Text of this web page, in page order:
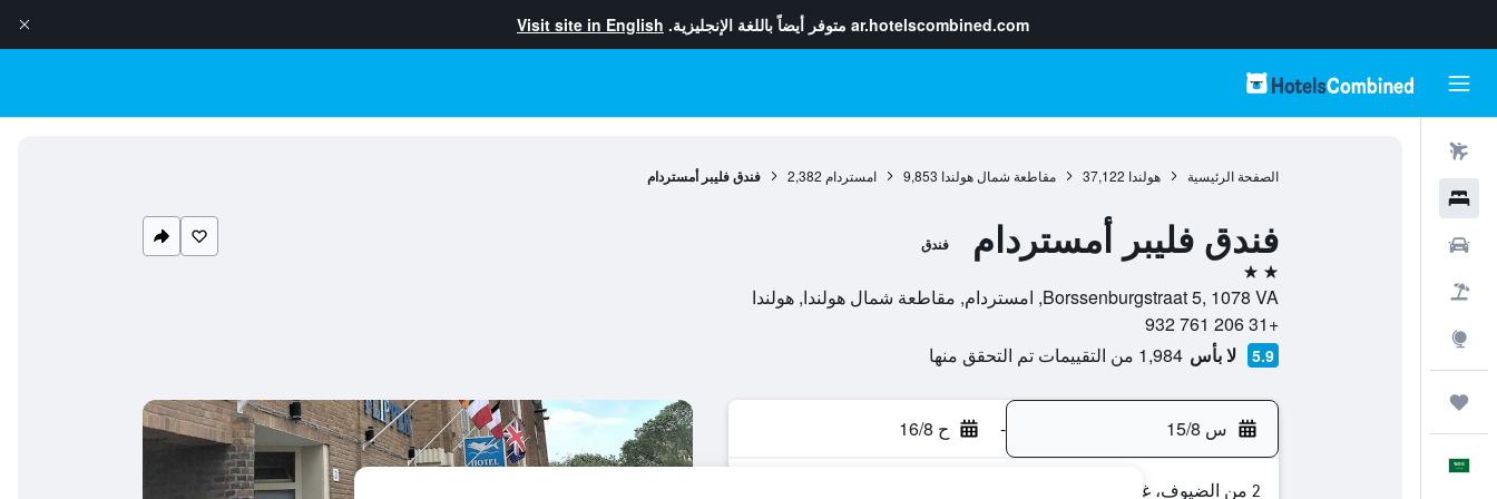
ar.hotelscombined.com متوفر أيضاً باللغة الإنجليزية. Visit site in English
الصفحة الرئيسية هولندا 37,122 مقاطعة شمال هولندا 9,853 امستردام 2,382 فندق فليبر أمستردام
فندق فليبر أمستردام فندق
2 نجمتين
Borssenburgstraat 5, 1078 VA, امستردام, مقاطعة شمال هولندا, هولندا
+31 206 761 932
5.9 لا بأس 1,984 من التقييمات تم التحقق منها
س 15/8 - ح 16/8
2 من الضيوف، غرفة واحدة